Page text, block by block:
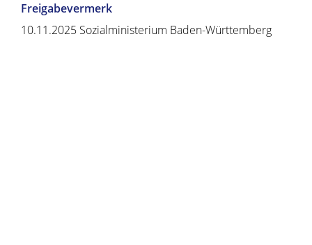
Freigabevermerk
10.11.2025 Sozialministerium Baden-Württemberg